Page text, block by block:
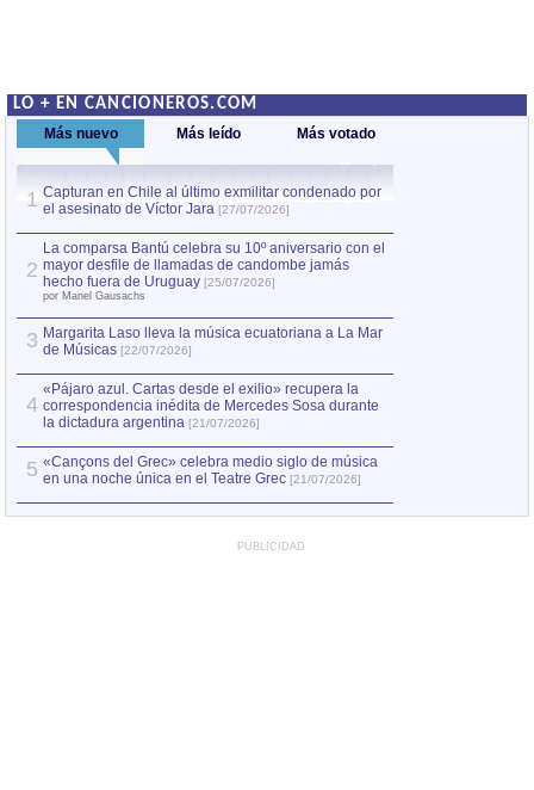
LO + EN CANCIONEROS.COM
Más nuevo Más leído Más votado
1 Capturan en Chile al último exmilitar condenado por
el asesinato de Víctor Jara [27/07/2026]
2
La comparsa Bantú celebra su 10º aniversario con el
mayor desfile de llamadas de candombe jamás
hecho fuera de Uruguay [25/07/2026]
por Manel Gausachs
3 Margarita Laso lleva la música ecuatoriana a La Mar
de Músicas [22/07/2026]
4
«Pájaro azul. Cartas desde el exilio» recupera la
correspondencia inédita de Mercedes Sosa durante
la dictadura argentina [21/07/2026]
5 «Cançons del Grec» celebra medio siglo de música
en una noche única en el Teatre Grec [21/07/2026]
PUBLICIDAD